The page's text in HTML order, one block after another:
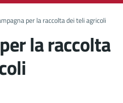
per la raccolta dei teli agricoli
la raccolta